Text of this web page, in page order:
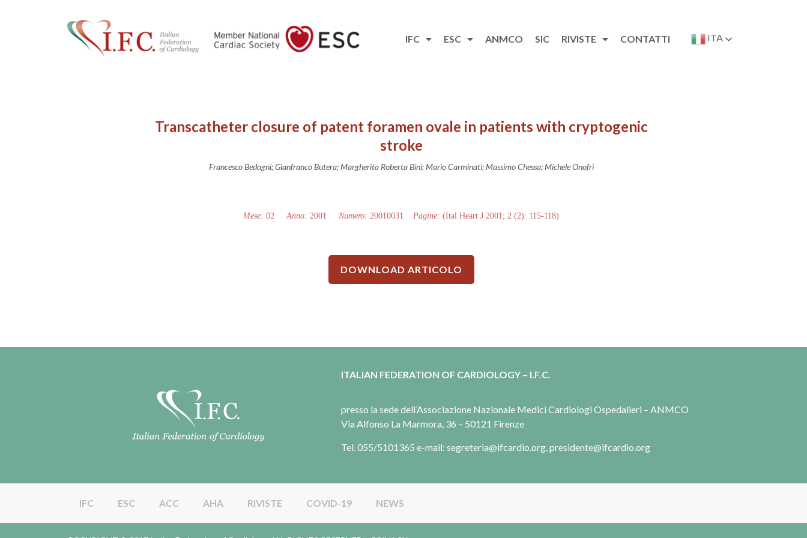
IFC ESC ANMCO SIC RIVISTE CONTATTI ITA
Transcatheter closure of patent foramen ovale in patients with cryptogenic
stroke
Francesco Bedogni; Gianfranco Butera; Margherita Roberta Bini; Mario Carminati; Massimo Chessa; Michele Onofri
Mese: 02 Anno: 2001 Numero: 20010031 Pagine: (Ital Heart J 2001; 2 (2): 115-118)
DOWNLOAD ARTICOLO
ITALIAN FEDERATION OF CARDIOLOGY – I.F.C.
presso la sede dell’Associazione Nazionale Medici Cardiologi Ospedalieri – ANMCO
Via Alfonso La Marmora, 36 – 50121 Firenze
Tel. 055/5101365 e-mail: segreteria@ifcardio.org, presidente@ifcardio.org
IFC ESC ACC AHA RIVISTE COVID-19 NEWS